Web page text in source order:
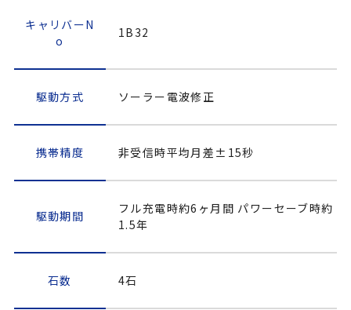
キャリバーN
o
1B32
駆動方式 ソーラー電波修正
携帯精度 非受信時平均月差±15秒
駆動期間
フル充電時約6ヶ月間 パワーセーブ時約
1.5年
石数 4石